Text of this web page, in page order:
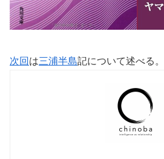
次回 は三浦半島記について述べる。